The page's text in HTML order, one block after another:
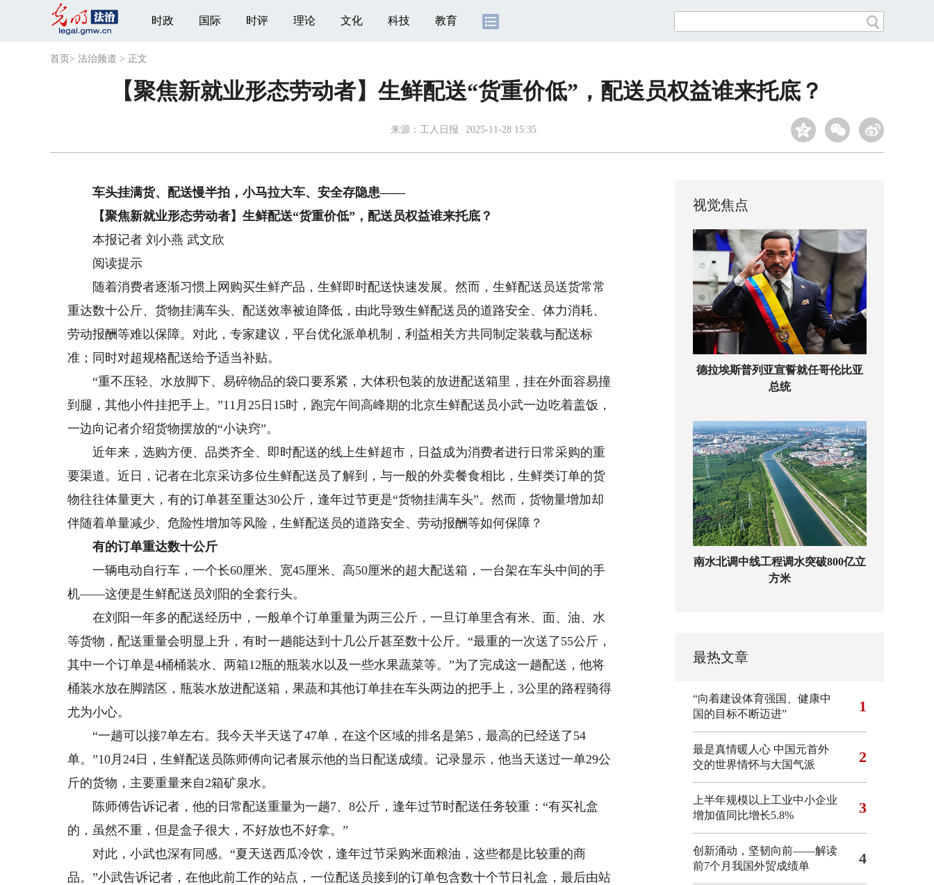
时政 国际 时评 理论 文化 科技 教育
首页 > 法治频道 > 正文
【聚焦新就业形态劳动者】生鲜配送“货重价低”，配送员权益谁来托底？
来源： 工人日报 2025-11-28 15:35
车头挂满货、配送慢半拍，小马拉大车、安全存隐患——
【聚焦新就业形态劳动者】生鲜配送“货重价低”，配送员权益谁来托底？
本报记者 刘小燕 武文欣
阅读提示
随着消费者逐渐习惯上网购买生鲜产品，生鲜即时配送快速发展。然而，生鲜配送员送货常常
重达数十公斤、货物挂满车头、配送效率被迫降低，由此导致生鲜配送员的道路安全、体力消耗、
劳动报酬等难以保障。对此，专家建议，平台优化派单机制，利益相关方共同制定装载与配送标
准；同时对超规格配送给予适当补贴。
“重不压轻、水放脚下、易碎物品的袋口要系紧，大体积包装的放进配送箱里，挂在外面容易撞
到腿，其他小件挂把手上。”11月25日15时，跑完午间高峰期的北京生鲜配送员小武一边吃着盖饭，
一边向记者介绍货物摆放的“小诀窍”。
近年来，选购方便、品类齐全、即时配送的线上生鲜超市，日益成为消费者进行日常采购的重
要渠道。近日，记者在北京采访多位生鲜配送员了解到，与一般的外卖餐食相比，生鲜类订单的货
物往往体量更大，有的订单甚至重达30公斤，逢年过节更是“货物挂满车头”。然而，货物量增加却
伴随着单量减少、危险性增加等风险，生鲜配送员的道路安全、劳动报酬等如何保障？
有的订单重达数十公斤
一辆电动自行车，一个长60厘米、宽45厘米、高50厘米的超大配送箱，一台架在车头中间的手
机——这便是生鲜配送员刘阳的全套行头。
在刘阳一年多的配送经历中，一般单个订单重量为两三公斤，一旦订单里含有米、面、油、水
等货物，配送重量会明显上升，有时一趟能达到十几公斤甚至数十公斤。“最重的一次送了55公斤，
其中一个订单是4桶桶装水、两箱12瓶的瓶装水以及一些水果蔬菜等。”为了完成这一趟配送，他将
桶装水放在脚踏区，瓶装水放进配送箱，果蔬和其他订单挂在车头两边的把手上，3公里的路程骑得
尤为小心。
“一趟可以接7单左右。我今天半天送了47单，在这个区域的排名是第5，最高的已经送了54
单。”10月24日，生鲜配送员陈师傅向记者展示他的当日配送成绩。记录显示，他当天送过一单29公
斤的货物，主要重量来自2箱矿泉水。
陈师傅告诉记者，他的日常配送重量为一趟7、8公斤，逢年过节时配送任务较重：“有买礼盒
的，虽然不重，但是盒子很大，不好放也不好拿。”
对此，小武也深有同感。“夏天送西瓜冷饮，逢年过节采购米面粮油，这些都是比较重的商
品。”小武告诉记者，在他此前工作的站点，一位配送员接到的订单包含数十个节日礼盒，最后由站
视觉焦点
德拉埃斯普列亚宣誓就任哥伦比亚
总统
南水北调中线工程调水突破800亿立
方米
最热文章
“向着建设体育强国、健康中
国的目标不断迈进”
1
最是真情暖人心 中国元首外
交的世界情怀与大国气派
2
上半年规模以上工业中小企业
增加值同比增长5.8%
3
创新涌动，坚韧向前——解读
前7个月我国外贸成绩单
4